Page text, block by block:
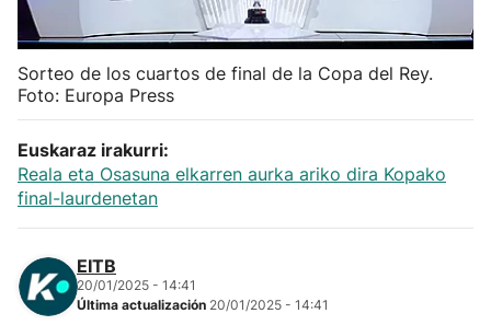
Carreras de montaña
Más deportes
"Helmuga"
Sorteo de los cuartos de final de la Copa del Rey.
Foto: Europa Press
Euskaraz irakurri:
Reala eta Osasuna elkarren aurka ariko dira Kopako
final-laurdenetan
EITB
20/01/2025 - 14:41
Última actualización 20/01/2025 - 14:41